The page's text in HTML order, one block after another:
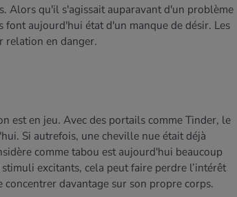
Alors qu'il s'agissait auparavant d'un problème
aujourd'hui état d'un manque de désir. Les
relation en danger.
est en jeu. Avec des portails comme Tinder, le
Si autrefois, une cheville nue était déjà
comme tabou est aujourd'hui beaucoup
excitants, cela peut faire perdre l’intérêt
davantage sur son propre corps.